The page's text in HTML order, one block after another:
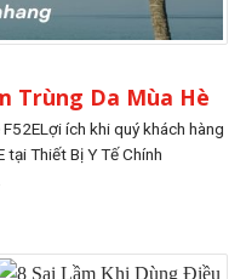
Trùng Da Mùa Hè
ích khi quý khách hàng
tại Thiết Bị Y Tế Chính